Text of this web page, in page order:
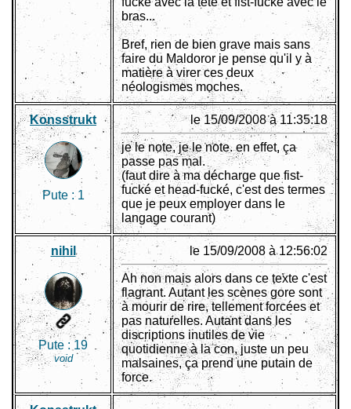
bras...
Bref, rien de bien grave mais sans
faire du Maldoror je pense qu'il y à
matière à virer ces deux
néologismes moches.
Konsstrukt
Pute :1
le 15/09/2008 à 11:35:18
je le note, je le note. en effet, ça
passe pas mal.
(faut dire à ma décharge que fist-
fucké et head-fucké, c'est des termes
que je peux employer dans le
langage courant)
nihil
Pute : 19
void
le 15/09/2008 à 12:56:02
Ah non mais alors dans ce texte c'est
flagrant. Autant les scènes gore sont
à mourir de rire, tellement forcées et
pas naturelles. Autant dans les
discriptions inutiles de vie
quotidienne à la con, juste un peu
malsaines, ça prend une putain de
force.